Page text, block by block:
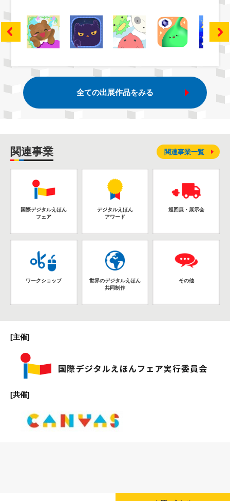
全ての出展作品をみる
関連事業
国際デジタルえほん
フェア
デジタルえほん
アワード
巡回展・展示会
ワークショップ
世界のデジタルえほん
共同制作
その他
関連事業一覧
[主催]
[共催]